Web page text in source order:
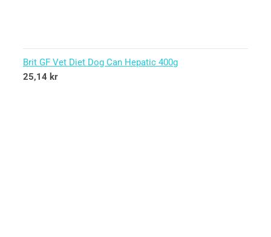
Brit GF Vet Diet Dog Can Hepatic 400g
25,14 kr